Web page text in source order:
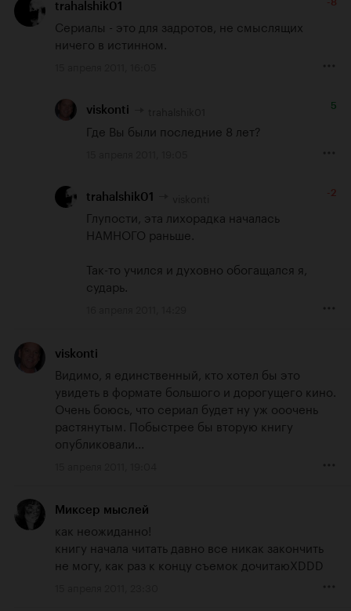
trahalshik01
Сериалы - это для задротов, не смыслящих
ничего в истинном.
viskonti 5
Где Вы были последние 8 лет?
trahalshik01 -2
Глупости, эта лихорадка началась
НАМНОГО раньше.
Так-то учился и духовно обогащался я,
сударь.
viskonti
Видимо, я единственный, кто хотел бы это
увидеть в формате большого и дорогущего кино.
Очень боюсь, что сериал будет ну уж ооочень
растянутым. Побыстрее бы вторую книгу
опубликовали...
Миксер мыслей
как неожиданно!
книгу начала читать давно все никак закончить
не могу, как раз к концу съемок дочитаюXDDD